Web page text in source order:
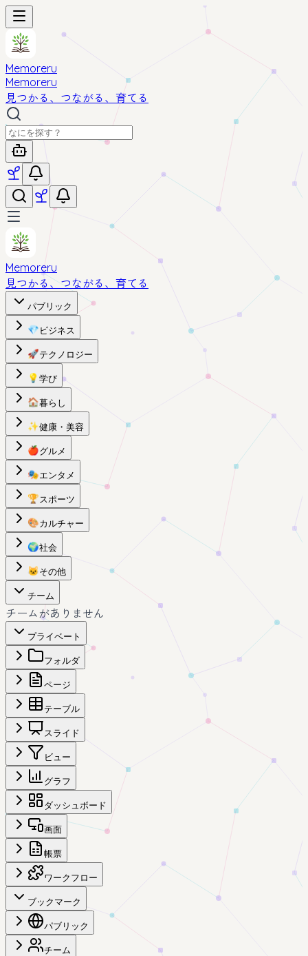
Memoreru
Memoreru
見つかる、つながる、育てる
Memoreru
見つかる、つながる、育てる
パブリック
💎 ビジネス
🚀テクノロジー
💡 学び
🏠暮らし
✨健康・美容
🍎グルメ
🎭エンタメ
🏆スポーツ
🎨カルチャー
🌍社会
🐱 その他
チーム
チームがありません
プライベート
フォルダ
ページ
テーブル
スライド
ビュー
グラフ
ダッシュボード
画面
帳票
ワークフロー
ブックマーク
パブリック
チーム